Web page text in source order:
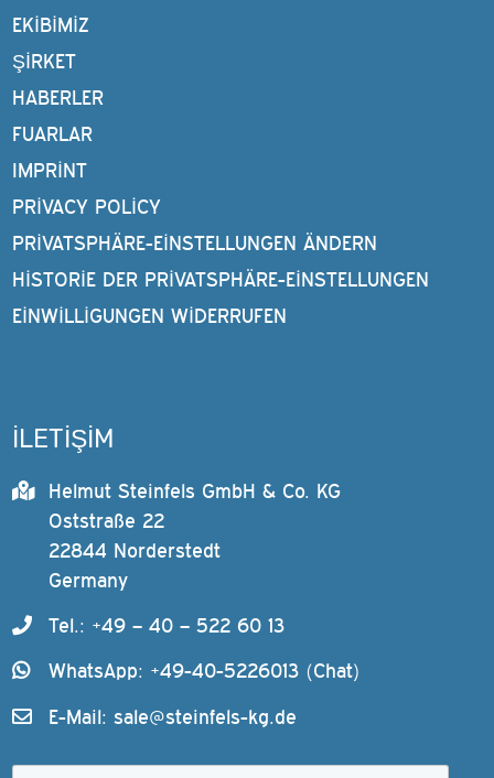
EKIBIMIZ
ŞIRKET
HABERLER
FUARLAR
IMPRINT
PRIVACY POLICY
PRIVATSPHÄRE-EINSTELLUNGEN ÄNDERN
HISTORIE DER PRIVATSPHÄRE-EINSTELLUNGEN
EINWILLIGUNGEN WIDERRUFEN
İLETİŞİM
Helmut Steinfels GmbH & Co. KG
Oststraße 22
22844 Norderstedt
Germany
Tel.: +49 – 40 – 522 60 13
WhatsApp: +49-40-5226013 (Chat)
E-Mail: sale@steinfels-kg.de